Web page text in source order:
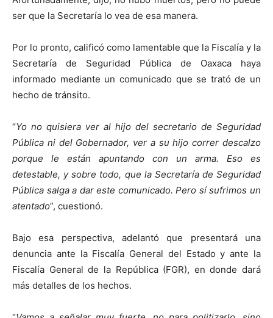
ser que la Secretaría lo vea de esa manera.
Por lo pronto, calificó como lamentable que la Fiscalía y la
Secretaría de Seguridad Pública de Oaxaca haya
informado mediante un comunicado que se trató de un
hecho de tránsito.
“Yo no quisiera ver al hijo del secretario de Seguridad
Pública ni del Gobernador, ver a su hijo correr descalzo
porque le están apuntando con un arma. Eso es
detestable, y sobre todo, que la Secretaría de Seguridad
Pública salga a dar este comunicado. Pero sí sufrimos un
atentado”, cuestionó.
Bajo esa perspectiva, adelantó que presentará una
denuncia ante la Fiscalía General del Estado y ante la
Fiscalía General de la República (FGR), en donde dará
más detalles de los hechos.